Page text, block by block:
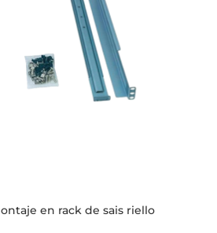
en rack de sais riello